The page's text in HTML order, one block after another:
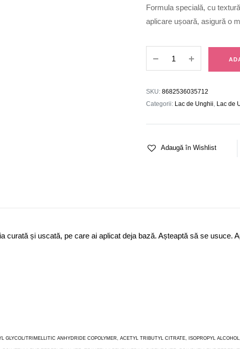
Formula specială, cu
aplicare ușoară, asigură o
048
quantity
SKU: 8682536035712
Categorii: Lac de Unghii Lac de
Adaugă în Wishlist
curată și uscată, pe care ai aplicat deja bază. Așteaptă să se usuce.
TRIMELLITIC ANHYDRIDE COPOLYMER, ACETYL TRIBUTYL CITRATE, ISOPROPYL